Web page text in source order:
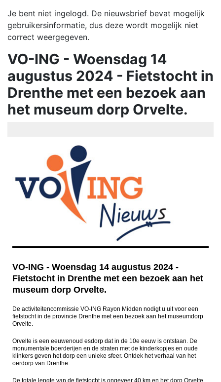
Je bent niet ingelogd. De nieuwsbrief bevat mogelijk
gebruikersinformatie, dus deze wordt mogelijk niet
correct weergegeven.
VO-ING - Woensdag 14
augustus 2024 - Fietstocht in
Drenthe met een bezoek aan
het museum dorp Orvelte.